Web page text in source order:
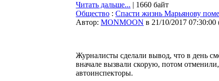
Читать дальше... | 1660 байт
Общество : Спасти жизнь Марьянову
Автор: MONMOON в 21/10/2017 07:30:00
Журналисты сделали вывод, что в день
вначале вызвали скорую, потом
автоинспекторы.